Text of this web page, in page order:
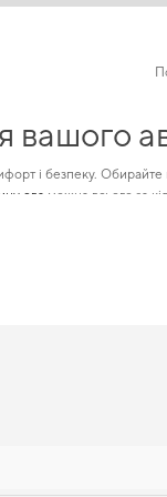
вашого
і безпеку. Обирайте
ева можна всього за